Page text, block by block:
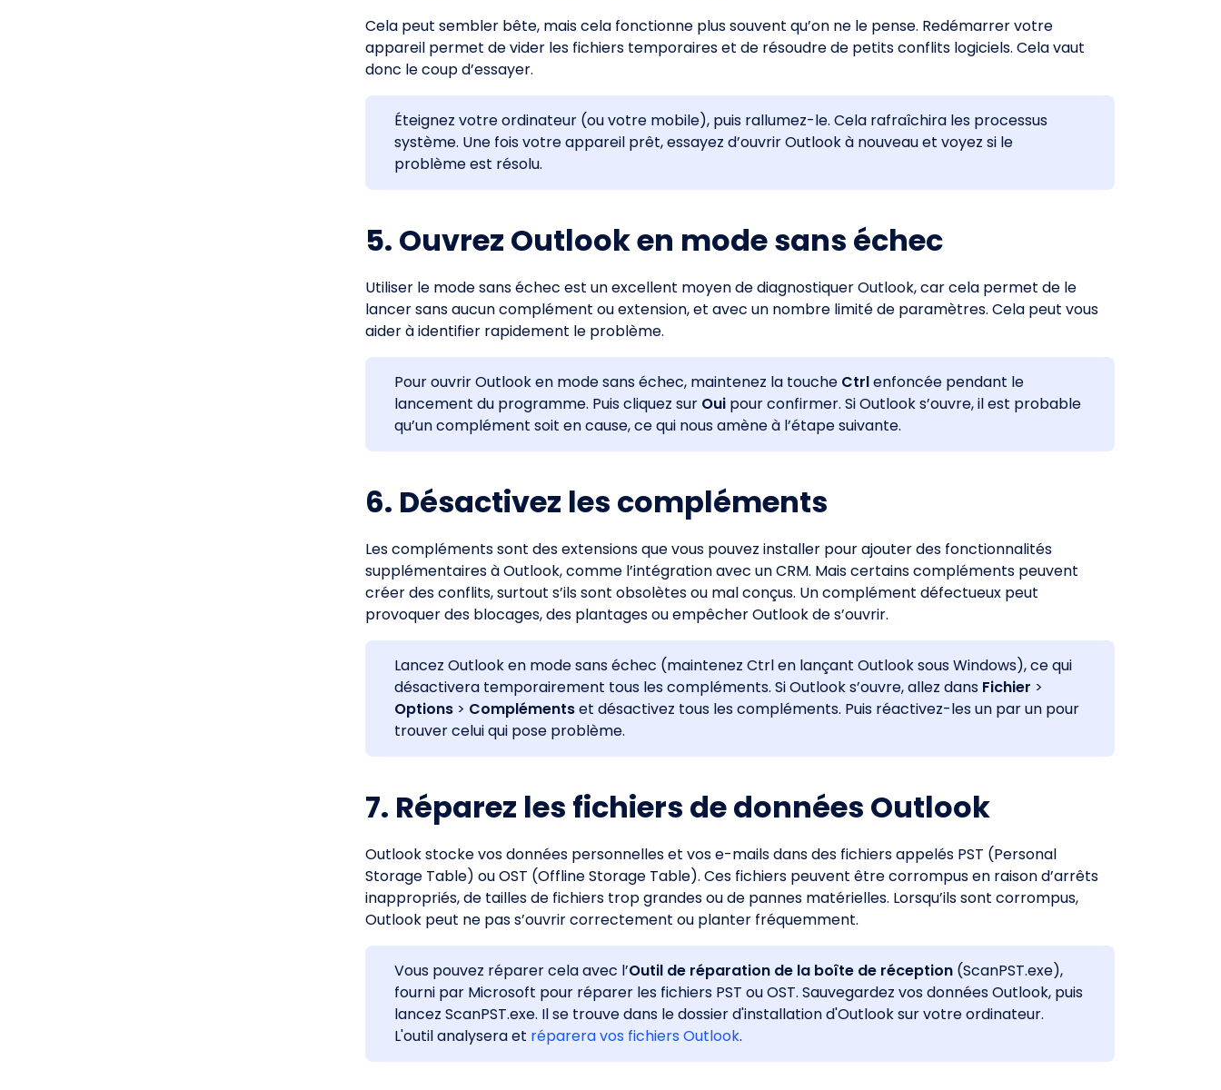
Cela peut sembler bête, mais cela fonctionne plus souvent qu’on ne le pense. Redémarrer votre
appareil permet de vider les fichiers temporaires et de résoudre de petits conflits logiciels. Cela vaut
donc le coup d’essayer.
Éteignez votre ordinateur (ou votre mobile), puis rallumez-le. Cela rafraîchira les processus
système. Une fois votre appareil prêt, essayez d’ouvrir Outlook à nouveau et voyez si le
problème est résolu.
5. Ouvrez Outlook en mode sans échec
Utiliser le mode sans échec est un excellent moyen de diagnostiquer Outlook, car cela permet de le
lancer sans aucun complément ou extension, et avec un nombre limité de paramètres. Cela peut vous
aider à identifier rapidement le problème.
Pour ouvrir Outlook en mode sans échec, maintenez la touche Ctrlenfoncée pendant le
lancement du programme. Puis cliquez sur Oui pour confirmer. Si Outlook s’ouvre, il est probable
qu’un complément soit en cause, ce qui nous amène à l’étape suivante.
6. Désactivez les compléments
Les compléments sont des extensions que vous pouvez installer pour ajouter des fonctionnalités
supplémentaires à Outlook, comme l’intégration avec un CRM. Mais certains compléments peuvent
créer des conflits, surtout s’ils sont obsolètes ou mal conçus. Un complément défectueux peut
provoquer des blocages, des plantages ou empêcher Outlook de s’ouvrir.
Lancez Outlook en mode sans échec (maintenez Ctrl en lançant Outlook sous Windows), ce qui
désactivera temporairement tous les compléments. Si Outlook s’ouvre, allez dans Fichier >
Options > Complémentset désactivez tous les compléments. Puis réactivez-les un par un pour
trouver celui qui pose problème.
7. Réparez les fichiers de données Outlook
Outlook stocke vos données personnelles et vos e-mails dans des fichiers appelés PST (Personal
Storage Table) ou OST (Offline Storage Table). Ces fichiers peuvent être corrompus en raison d’arrêts
inappropriés, de tailles de fichiers trop grandes ou de pannes matérielles. Lorsqu’ils sont corrompus,
Outlook peut ne pas s’ouvrir correctement ou planter fréquemment.
Vous pouvez réparer cela avec l’Outil de réparation de la boîte de réception (ScanPST.exe),
fourni par Microsoft pour réparer les fichiers PST ou OST. Sauvegardez vos données Outlook, puis
lancez ScanPST.exe. Il se trouve dans le dossier d'installation d'Outlook sur votre ordinateur.
L'outil analysera et réparera vos fichiers Outlook.